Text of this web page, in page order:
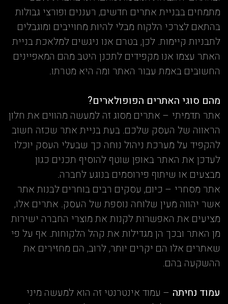
מתמחים בבניית אתרים חדשים, רעננים ופורצי גבולות
בהתאם לצרכי הלקוח מבלי להיות מחוייבים ומוגבלים
לתבניות קיימות. לכן, בטרם אנו ניגשים למלאכת בניית
האתר עצמו אנו מקפידים לתכנן היטב מהם המאפיינים
החשובים באמת עבור האתר ומה היא מטרתו.
מהם סוגי האתרים הפופולארים?
אתר תדמיתי – אתרים מסוג זה למעשה מהווים את חלון
הראווה של העסק שלכם. בעת בניית אתר שכזה חשוב
להקפיד על מערכת ניהול נוחה כך שבעלי העסק יוכלו
לעדכן את האתר באופן שוטף להוסיף תכנים כגון
מבצעים או שיתוף פירוסמים בנוגע לחברה.
אתר מסחרי – כיום, עסקים רבים בוחרים לבנות אתר
אשר יהווה מעין שלוחה נוספת של העסק. אתרים אלו,
מציעים את האפשרות לקנות את מוצרי החברה ישירות
מן האתר ובכך הן מגדילות את קהל הלקוחות. אף על פי
שאתרים אלו הם יקרים יותר, לרוב, הם מחזירים את
ההשקעה בהם.
עמוד נחיתה – עמוד אינטרנטי זה הוא למעשה מיני